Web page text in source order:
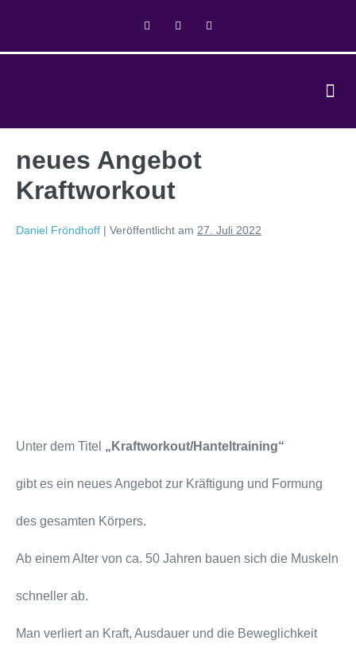
neues Angebot
Kraftworkout
Daniel Fröndhoff | Veröffentlicht am 27. Juli 2022
Unter dem Titel „Kraftworkout/Hanteltraining“
gibt es ein neues Angebot zur Kräftigung und Formung
des gesamten Körpers.
Ab einem Alter von ca. 50 Jahren bauen sich die Muskeln
schneller ab.
Man verliert an Kraft, Ausdauer und die Beweglichkeit